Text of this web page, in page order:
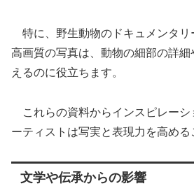
特に、野生動物のドキュメンタリ
高画質の写真は、動物の細部の詳
えるのに役立ちます。
これらの資料からインスピレーシ
ーティストは写実と表現力を高める
文学や伝承からの影響